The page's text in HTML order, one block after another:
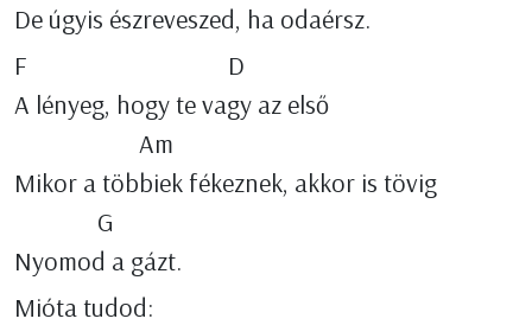
De úgyis észreveszed, ha odaérsz.
F D
A lényeg, hogy te vagy az első
Am
Mikor a többiek fékeznek, akkor is tövig
G
Nyomod a gázt.
Mióta tudod: